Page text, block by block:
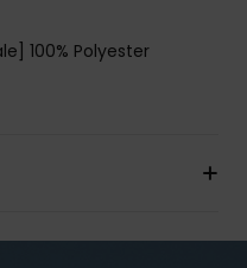
100% Polyester